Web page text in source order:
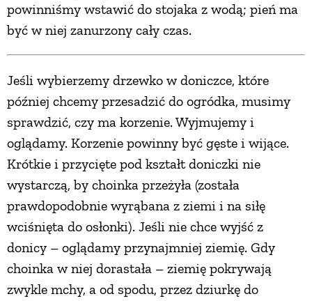
powinniśmy wstawić do stojaka z wodą; pień ma
być w niej zanurzony cały czas.
Jeśli wybierzemy drzewko w doniczce, które
później chcemy przesadzić do ogródka, musimy
sprawdzić, czy ma korzenie. Wyjmujemy i
oglądamy. Korzenie powinny być gęste i wijące.
Krótkie i przycięte pod kształt doniczki nie
wystarczą, by choinka przeżyła (została
prawdopodobnie wyrąbana z ziemi i na siłę
wciśnięta do osłonki). Jeśli nie chce wyjść z
donicy – oglądamy przynajmniej ziemię. Gdy
choinka w niej dorastała – ziemię pokrywają
zwykle mchy, a od spodu, przez dziurkę do